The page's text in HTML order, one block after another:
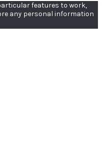
features to work,
any personal information